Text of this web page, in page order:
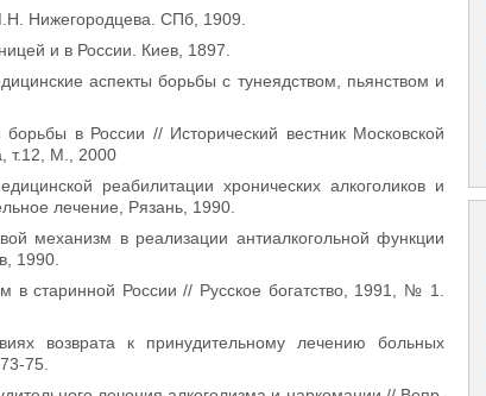
Нижегородцева. СПб, 1909.
и в России. Киев, 1897.
аспекты борьбы с тунеядством, пьянством и
в России // Исторический вестник Московской
т.12, М., 2000
реабилитации хронических алкоголиков и
лечение, Рязань, 1990.
механизм в реализации антиалкогольной функции
1990.
старинной России // Русское богатство, 1991, № 1.
возврата к принудительному лечению больных
75.